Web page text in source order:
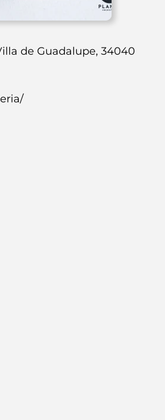
de Guadalupe, 34040